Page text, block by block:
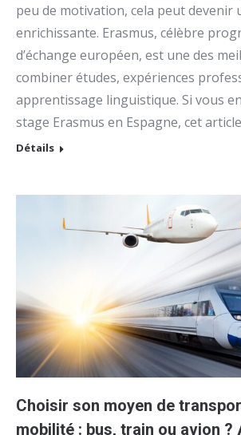
peu de motivation, cela peut devenir
enrichissante. Erasmus, célèbre
d’échange européen, est une des
combiner études, expériences
apprentissage linguistique. Si vous
stage Erasmus en Espagne, cet
Détails
Choisir son moyen de
mobilité : bus, train ou avion ?